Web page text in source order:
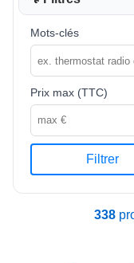
Mots-clés
Prix max (TTC)
Filtrer
338